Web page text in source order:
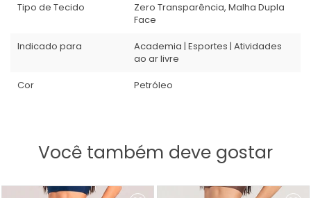
Tipo de Tecido
Zero Transparência, Malha Dupla
Face
Indicado para
Academia | Esportes | Atividades
ao ar livre
Cor
Petróleo
Você também deve gostar